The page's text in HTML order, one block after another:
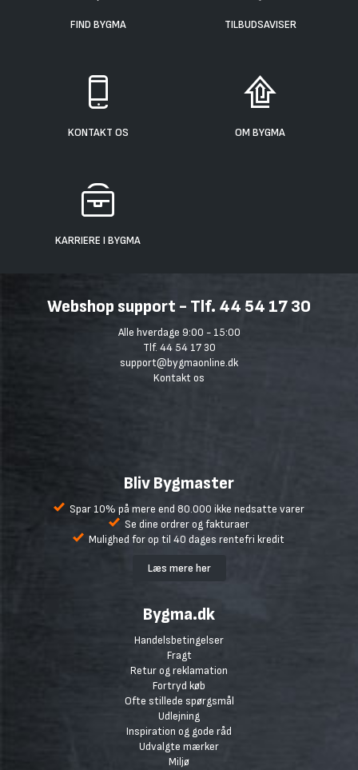
FIND BYGMA TILBUDSAVISER
KONTAKT OS OM BYGMA
KARRIERE I BYGMA
Webshop support - Tlf. 44 54 17 30
Alle hverdage 9:00 - 15:00
Tlf. 44 54 17 30
support@bygmaonline.dk
Kontakt os
Bliv Bygmaster
Spar 10% på mere end 80.000 ikke nedsatte varer
Se dine ordrer og fakturaer
Mulighed for op til 40 dages rentefri kredit
Læs mere her
Bygma.dk
Handelsbetingelser
Fragt
Retur og reklamation
Fortryd køb
Ofte stillede spørgsmål
Udlejning
Inspiration og gode råd
Udvalgte mærker
Miljø